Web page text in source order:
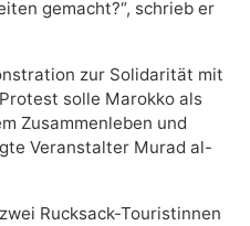
gemacht?“, schrieb er
zur Solidarität mit
solle Marokko als
Zusammenleben und
Veranstalter Murad al-
Rucksack-Touristinnen